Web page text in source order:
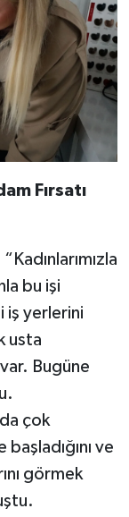
Fırsatı
bu işi
iş yerlerini
usta
Bugüne
çok
başladığını ve
görmek